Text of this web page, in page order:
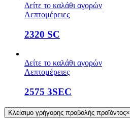
Δείτε το καλάθι αγορών
Λεπτομέρειες
2320 SC
Δείτε το καλάθι αγορών
Λεπτομέρειες
2575 3SEC
Κλείσιμο γρήγορης προβολής προϊόντος×